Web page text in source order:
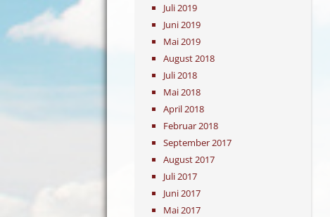
Juli 2019
Juni 2019
Mai 2019
August 2018
Juli 2018
Mai 2018
April 2018
Februar 2018
September 2017
August 2017
Juli 2017
Juni 2017
Mai 2017